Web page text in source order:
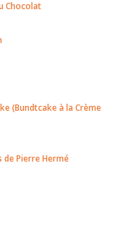
Chocolat
(Bundtcake à la Crème
de Pierre Hermé